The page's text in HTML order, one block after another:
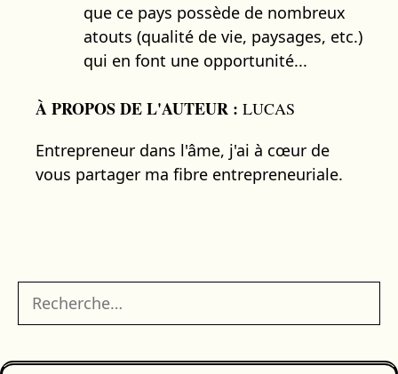
que ce pays possède de nombreux
atouts (qualité de vie, paysages, etc.)
qui en font une opportunité...
À PROPOS DE L'AUTEUR : LUCAS
Entrepreneur dans l'âme, j'ai à cœur de
vous partager ma fibre entrepreneuriale.
Rechercher :